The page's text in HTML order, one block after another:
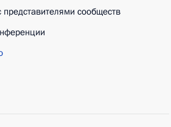
представителями сообществ